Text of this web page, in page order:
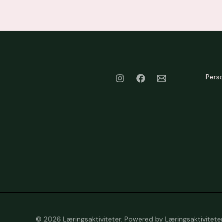
© 2026 Læringsaktiviteter. Powered by